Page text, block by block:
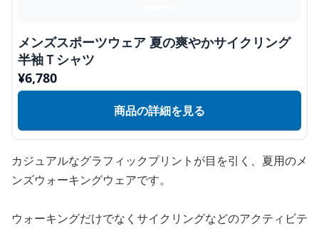
メンズスポーツウェア 夏の爽やかサイクリング
半袖Ｔシャツ
¥6,780
商品の詳細を見る
カジュアルなグラフィックプリントが目を引く、夏用のメ
ンズウォーキングウェアです。
ウォーキングだけでなくサイクリングなどのアクティビテ